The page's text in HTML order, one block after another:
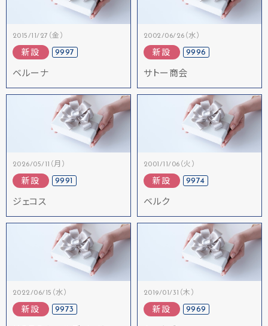
2015/11/27（金）
新設 9997
ベルーナ
2002/06/26（水）
新設 9996
サトー商会
2026/05/11（月）
新設 9991
ジェコス
2001/11/06（火）
新設 9974
ベルク
2022/06/15（水）
新設 9973
2019/01/31（木）
新設 9969